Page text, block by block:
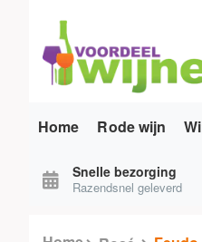
Home Rode wijn
Snelle bezorging
Razendsnel geleverd